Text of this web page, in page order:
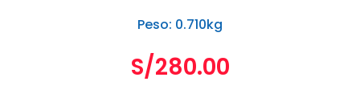
Peso: 0.710kg
S/280.00